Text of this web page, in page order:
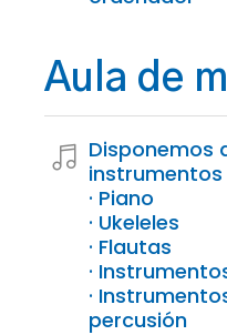
Aula de
Disponemos
instrumentos
· Piano
· Ukeleles
· Flautas
·
·
percusión